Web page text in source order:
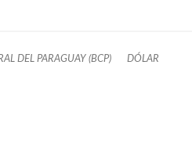
DEL PARAGUAY (BCP) DÓLAR